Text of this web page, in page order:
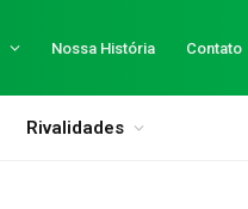
Nossa História Contato
Rivalidades